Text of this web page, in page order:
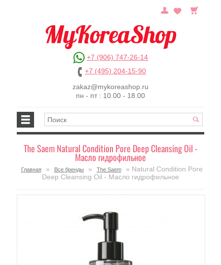
+7 (906) 747-26-14
+7 (495) 204-15-90
zakaz@mykoreashop.ru
пн - пт : 10.00 - 18.00
The Saem Natural Condition Pore Deep Cleansing Oil -
Масло гидрофильное
Главная » Все бренды » The Saem
» Natural Condition Pore
Deep Cleansing Oil - Масло гидрофильное